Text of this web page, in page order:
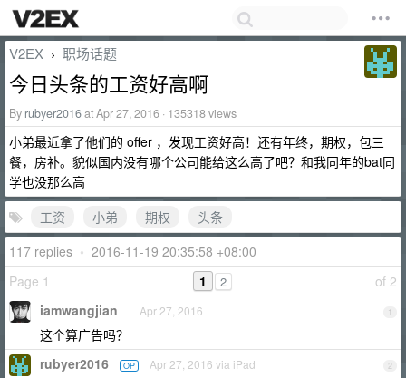
V2EX › 职场话题
今日头条的工资好高啊
By rubyer2016at Apr 27, 2016 · 135318 views
小弟最近拿了他们的 offer ，发现工资好高！还有年终，期权，包三
餐，房补。貌似国内没有哪个公司能给这么高了吧？和我同年的bat同
学也没那么高
工资
小弟 期权
头条
117 replies • 2016-11-19 20:35:58 +08:00
Page 1
of 2
1 2
1
iamwangjian Apr 27, 2016
这个算广告吗？
2
rubyer2016 OP Apr 27, 2016 via iPad